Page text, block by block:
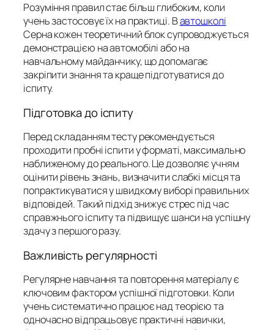
Розуміння правил стає більш глибоким, коли
учень застосовує їх на практиці. Вавтошколі
Серна кожен теоретичний блок супроводжується
демонстрацією на автомобілі або на
навчальному майданчику, що допомагає
закріпити знання та краще підготуватися до
іспиту.
Підготовка до іспиту
Перед складанням тесту рекомендується
проходити пробні іспити у форматі, максимально
наближеному до реального. Це дозволяє учням
оцінити рівень знань, визначити слабкі місця та
попрактикуватися у швидкому виборі правильних
відповідей. Такий підхід знижує стрес під час
справжнього іспиту та підвищує шанси на успішну
здачу з першого разу.
Важливість регулярності
Регулярне навчання та повторення матеріалу є
ключовим фактором успішної підготовки. Коли
учень систематично працює над теорією та
одночасно відпрацьовує практичні навички,